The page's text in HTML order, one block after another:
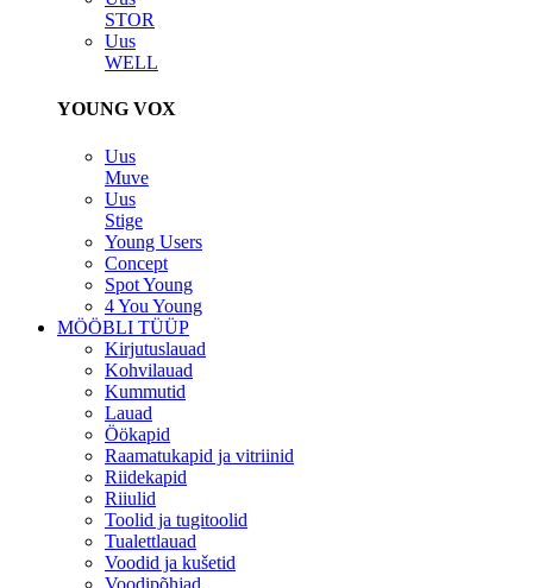
STOR
Uus
WELL
YOUNG VOX
Uus
Muve
Uus
Stige
Young Users
Concept
Spot Young
4 You Young
MÖÖBLI TÜÜP
Kirjutuslauad
Kohvilauad
Kummutid
Lauad
Öökapid
Raamatukapid ja vitriinid
Riidekapid
Riiulid
Toolid ja tugitoolid
Tualettlauad
Voodid ja kušetid
Voodipõhjad